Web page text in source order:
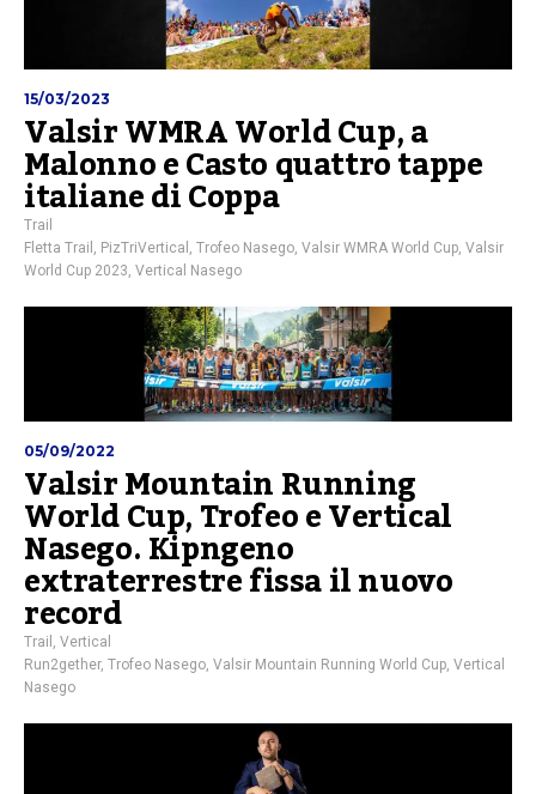
15/03/2023
Valsir WMRA World Cup, a
Malonno e Casto quattro tappe
italiane di Coppa
Trail
Fletta Trail , PizTriVertical , Trofeo Nasego, Valsir WMRA World Cup, Valsir
World Cup 2023, Vertical Nasego
05/09/2022
Valsir Mountain Running
World Cup, Trofeo e Vertical
Nasego. Kipngeno
extraterrestre fissa il nuovo
record
Trail
Vertical
Run2gether, Trofeo Nasego Valsir Mountain Running World Cup Vertical
Nasego